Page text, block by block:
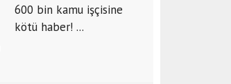
600 bin kamu işçisine
kötü haber! ...